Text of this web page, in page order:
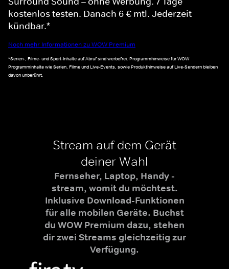
kostenlos testen. Danach 6 € mtl. Jederzeit
kündbar.*
Noch mehr Informationen zu WOW Premium
*Serien-, Filme- und Sport-Inhalte auf Abruf sind werbefrei. Programmhinweise für WOW
Programminhalte wie Serien, Filme und Live-Events, sowie Produkthinweise auf Live-Sendern bleiben
davon unberührt.
Stream auf dem Gerät
deiner Wahl
Fernseher, Laptop, Handy -
stream, womit du möchtest.
Inklusive Download-Funktionen
für alle mobilen Geräte. Buchst
du WOW Premium dazu, stehen
dir zwei Streams gleichzeitig zur
Verfügung.